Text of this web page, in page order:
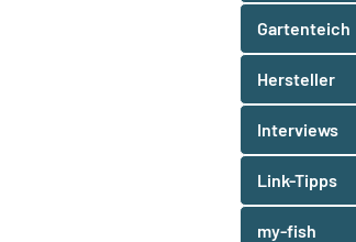
Gartenteich
Hersteller
Interviews
Link-Tipps
my-fish